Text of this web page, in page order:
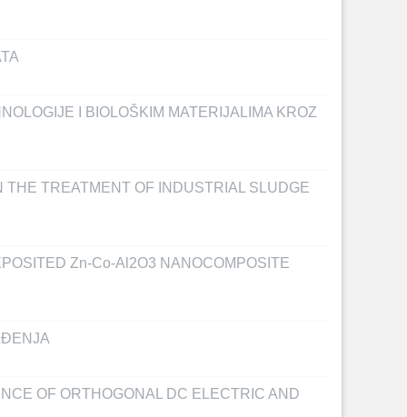
I BIOLOŠKIM MATERIJALIMA KROZ
TREATMENT OF INDUSTRIAL SLUDGE
Zn-Co-Al2O3 NANOCOMPOSITE
OF ORTHOGONAL DC ELECTRIC AND